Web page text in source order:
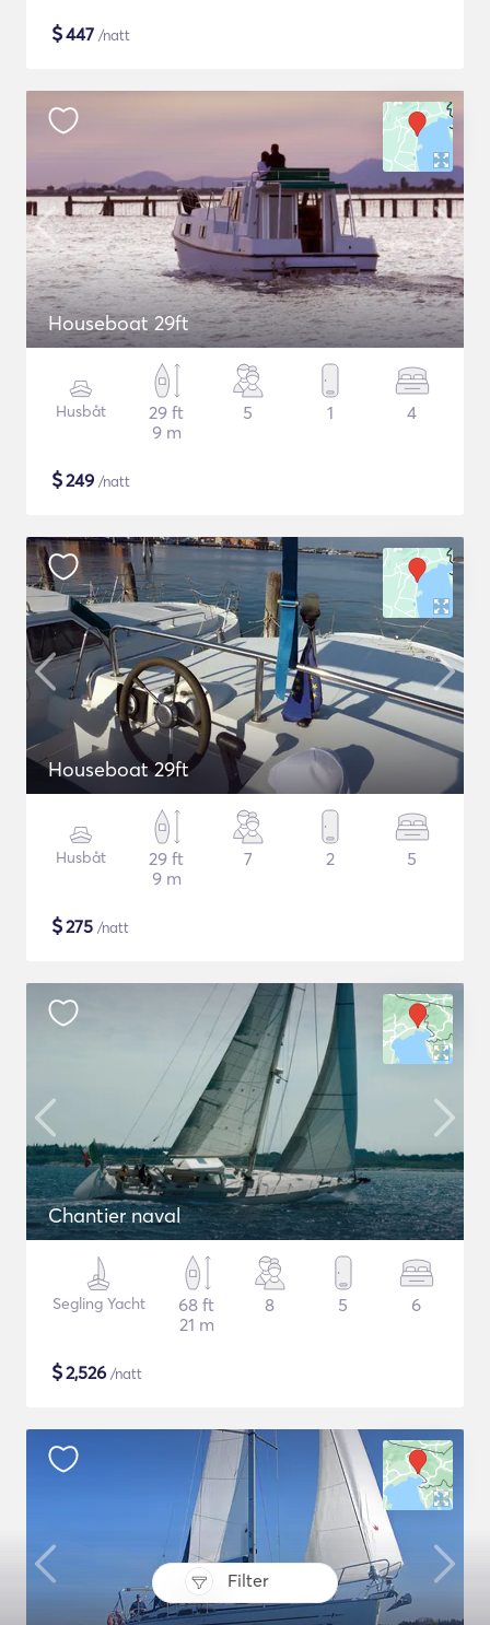
Filter
$447 /natt
Houseboat 29ft
Husbåt
29 ft
9 m
5 1 4
$249 /natt
Houseboat 29ft
Husbåt
29 ft
9 m
7 2 5
$275 /natt
Chantier naval
Segling Yacht
68 ft
21 m
8 5 6
$2,526 /natt